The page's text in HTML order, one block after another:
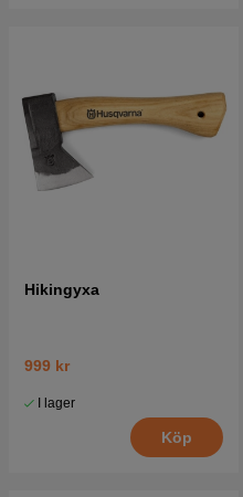
Hikingyxa
999 kr
I lager
Köp